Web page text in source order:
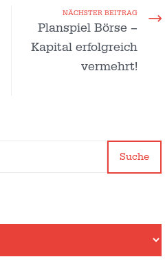
NÄCHSTER BEITRAG
Planspiel Börse –
Kapital erfolgreich
vermehrt!
Suche